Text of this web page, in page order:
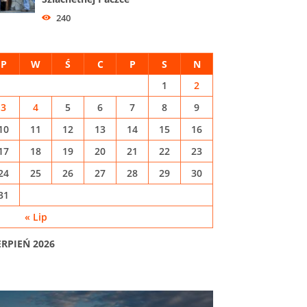
240
2026
P W Ś C P S N
« Lip
1
2
3
4 5 6 7 8
9
11 12 13 14 15
16
18 19 20 21 22
23
25 26 27 28 29
30